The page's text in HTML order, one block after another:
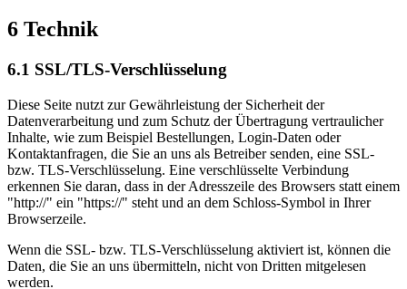
6 Technik
6.1 SSL/TLS-Verschlüsselung
Diese Seite nutzt zur Gewährleistung der Sicherheit der
Datenverarbeitung und zum Schutz der Übertragung vertraulicher
Inhalte, wie zum Beispiel Bestellungen, Login-Daten oder
Kontaktanfragen, die Sie an uns als Betreiber senden, eine SSL-
bzw. TLS-Verschlüsselung. Eine verschlüsselte Verbindung
erkennen Sie daran, dass in der Adresszeile des Browsers statt einem
"http://" ein "https://" steht und an dem Schloss-Symbol in Ihrer
Browserzeile.
Wenn die SSL- bzw. TLS-Verschlüsselung aktiviert ist, können die
Daten, die Sie an uns übermitteln, nicht von Dritten mitgelesen
werden.